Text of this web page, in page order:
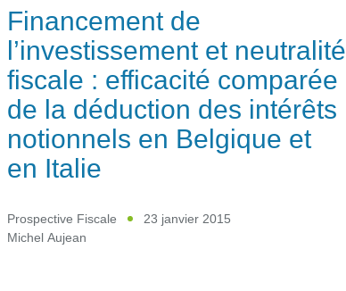
Financement de
l’investissement et neutralité
fiscale : efficacité comparée
de la déduction des intérêts
notionnels en Belgique et
en Italie
Prospective Fiscale
23 janvier 2015
Michel Aujean